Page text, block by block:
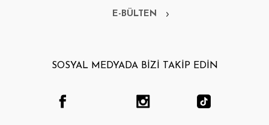
E-BÜLTEN
SOSYAL MEDYADA BİZİ TAKİP EDİN